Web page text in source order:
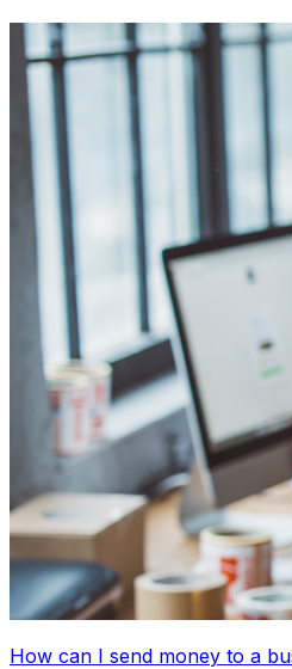
How can I send money to a